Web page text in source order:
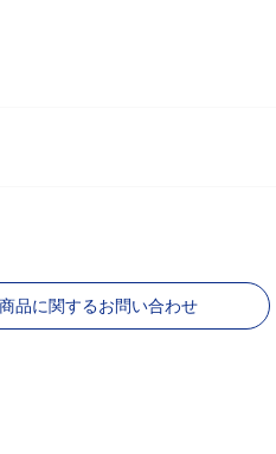
品に関するお問い合わせ